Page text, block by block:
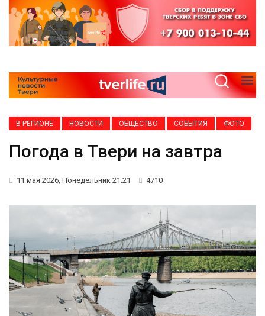
В РЕГИОНЕ НОВОСТИ ОБЩЕСТВО СОБЫТИЯ ФОТО
Погода в Твери на завтра
11 мая 2026, Понедельник 21:21 4710